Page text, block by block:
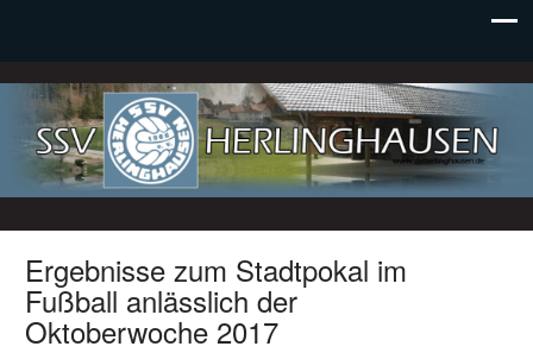
SSV Herlinghausen e. V.
Ergebnisse zum Stadtpokal im
Fußball anlässlich der
Oktoberwoche 2017